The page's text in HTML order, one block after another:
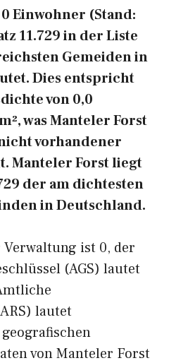
Einwohner (Stand:
11.729 in der Liste
Gemeiden in
Dies entspricht
von 0,0
was Manteler Forst
vorhandener
Manteler Forst liegt
der am dichtesten
in Deutschland.
ist 0, der
(AGS) lautet
lautet
von Manteler Forst